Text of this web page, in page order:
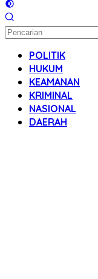
POLITIK
HUKUM
KEAMANAN
KRIMINAL
NASIONAL
DAERAH